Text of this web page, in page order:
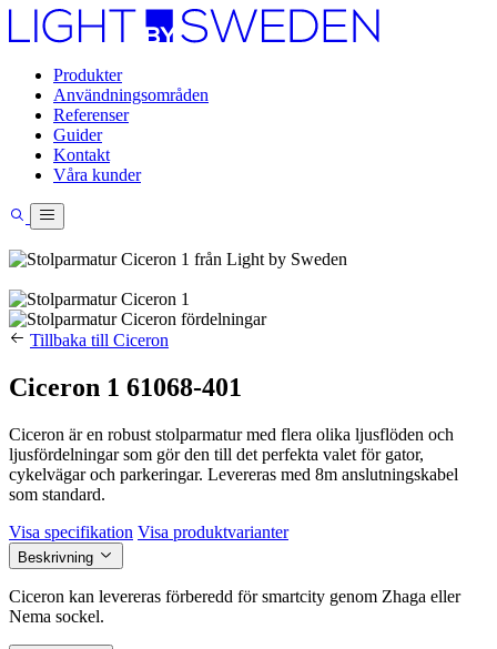
Produkter
Användningsområden
Referenser
Guider
Kontakt
Våra kunder
Tillbaka till Ciceron
Ciceron 1 61068-401
Ciceron är en robust stolparmatur med flera olika ljusflöden och
ljusfördelningar som gör den till det perfekta valet för gator,
cykelvägar och parkeringar. Levereras med 8m anslutningskabel
som standard.
Visa specifikation Visa produktvarianter
Beskrivning
Ciceron kan levereras förberedd för smartcity genom Zhaga eller
Nema sockel.